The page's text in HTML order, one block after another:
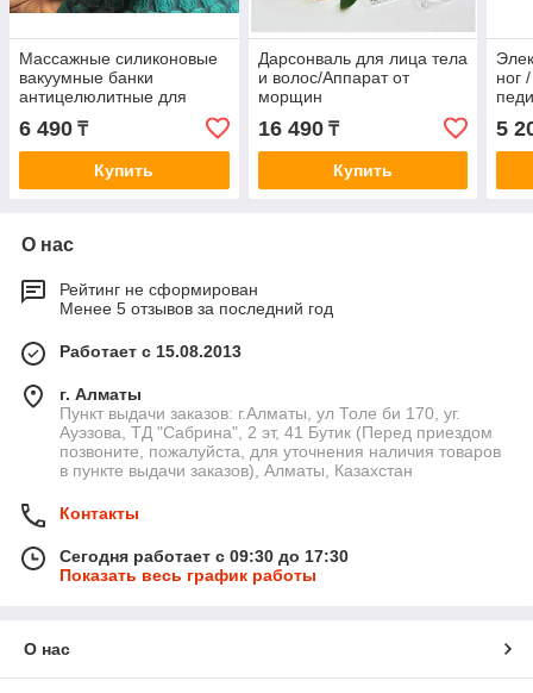
Массажные силиконовые
вакуумные банки
антицелюлитные для
лица и тела (в наборе 7
шт)
6 490 ₸
Купить
Дарсонваль для лица тела
и волос/Аппарат от
морщин
16 490₸
Купить
ног
5
О нас
Рейтинг не сформирован
Менее 5 отзывов за последний год
Работает с 15.08.2013
г. Алматы
Пункт выдачи заказов: г.Алматы, ул Толе би 170, уг.
Ауэзова, ТД "Сабрина", 2 эт, 41 Бутик (Перед приездом
позвоните, пожалуйста, для уточнения наличия товаров
в пункте выдачи заказов), Алматы, Казахстан
Контакты
Сегодня работает с 09:30 до 17:30
Показать весь график работы
О нас